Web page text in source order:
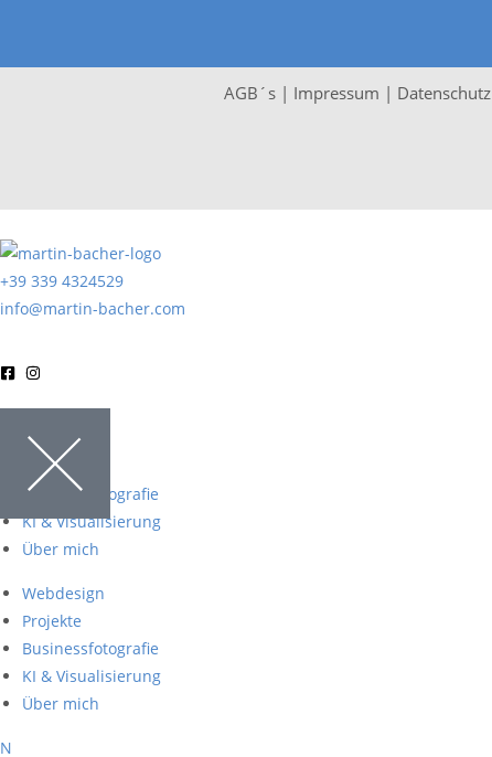
AGB´s | Impressum | Datenschutz
+39 339 4324529
info@martin-bacher.com
Webdesign
Projekte
Businessfotografie
KI & Visualisierung
Über mich
Webdesign
Projekte
Businessfotografie
KI & Visualisierung
Über mich
N